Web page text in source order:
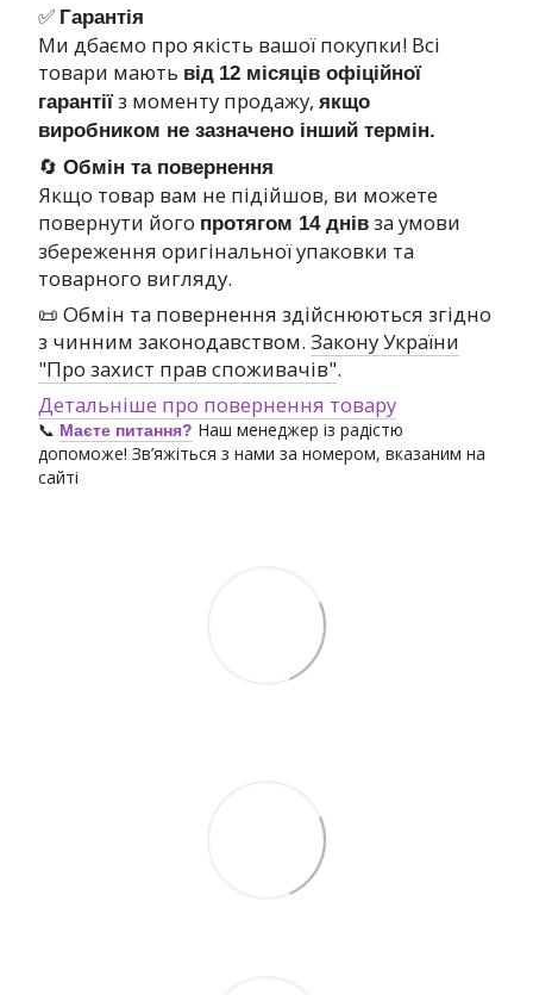
✅ Гарантія
Ми дбаємо про якість вашої покупки! Всі
товари мають від 12 місяців офіційної
гарантії з моменту продажу, якщо
виробником не зазначено інший термін.
🔄 Обмін та повернення
Якщо товар вам не підійшов, ви можете
повернути його протягом 14 днів за умови
збереження оригінальної упаковки та
товарного вигляду.
📜 Обмін та повернення здійснюються згідно
з чинним законодавством. Закону України
"Про захист прав споживачів".
Детальніше про повернення товару
📞 Маєте питання? Наш менеджер із радістю
допоможе! Зв’яжіться з нами за номером, вказаним на
сайті